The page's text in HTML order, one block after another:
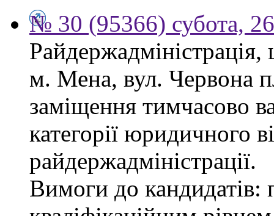
№ 30 (95366) субота,
м. Мена, вул. Червона
заміщення тимчасово
категорії юридичного
райдержадміністрації.
Вимоги до кандидатів: